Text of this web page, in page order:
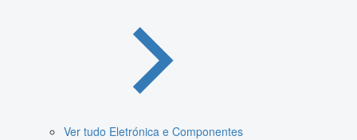
Ver tudo Eletrónica e Componentes